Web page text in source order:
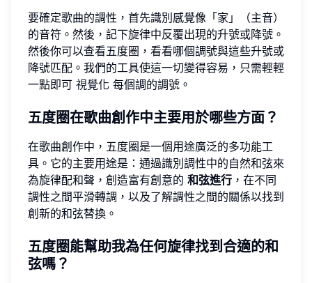
要確定歌曲的調性，首先識別感覺像「家」（主音）
的音符。然後，記下旋律中反覆出現的升號或降號。
然後你可以查看五度圈，看看哪個調號與這些升號或
降號匹配。我們的工具使這一切變得容易，只需輕輕
一點即可 視覺化 每個調的調號。
五度圈在歌曲創作中主要用於哪些方面？
在歌曲創作中，五度圈是一個用途廣泛的多功能工
具。它的主要用途是：通過識別調性中的自然和弦來
為旋律配和聲，創造富有創意的 和弦進行 ，在不同
調性之間平滑轉調，以及了解調性之間的關係以找到
創新的和弦替換。
五度圈能幫助我為任何旋律找到合適的和
弦嗎？